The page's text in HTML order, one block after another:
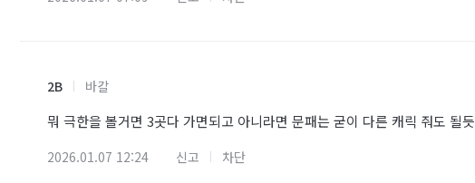
2B 바칼
뭐 극한을 볼거면 3곳다 가면되고 아니라면 문패는 굳이 다른 캐릭 줘도 될듯
2026.01.07 12:24 신고 차단